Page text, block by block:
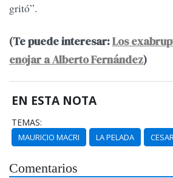
gritó”.
(Te puede interesar:Los
enojar a Alberto Fernández)
EN ESTA NOTA
TEMAS:
MAURICIO MACRI LA PELADA
Comentarios